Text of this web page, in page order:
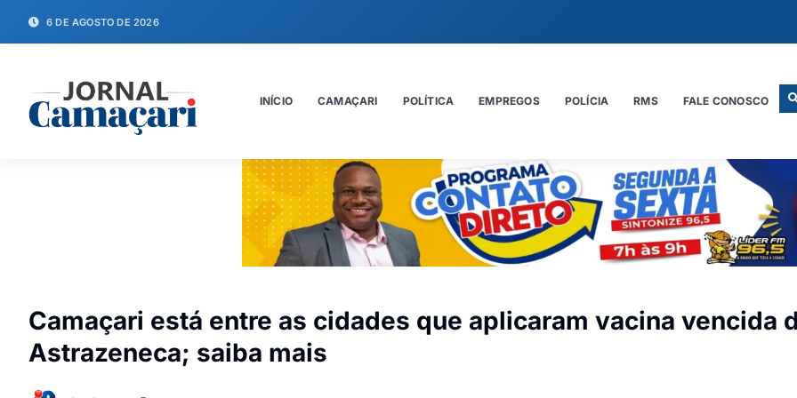
6 DE AGOSTO DE 2026
INÍCIO CAMAÇARI POLÍTICA EMPREGOS POLÍCIA RMS FALE CONOSCO
Camaçari está entre as cidades que aplicaram vacina vencida
Astrazeneca; saiba mais